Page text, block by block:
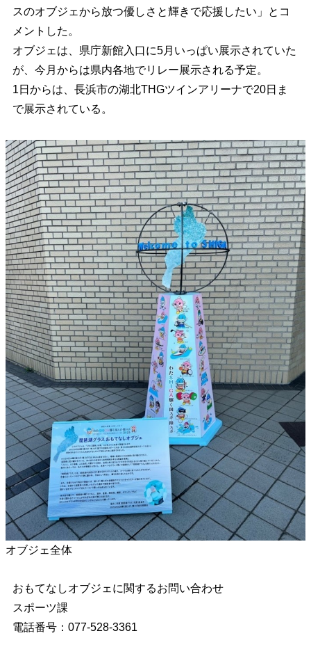
スのオブジェから放つ優しさと輝きで応援したい」とコ
メントした。
オブジェは、県庁新館入口に5月いっぱい展示されていた
が、今月からは県内各地でリレー展示される予定。
1日からは、長浜市の湖北THGツインアリーナで20日ま
で展示されている。
オブジェ全体
おもてなしオブジェに関するお問い合わせ
スポーツ課
電話番号：077-528-3361